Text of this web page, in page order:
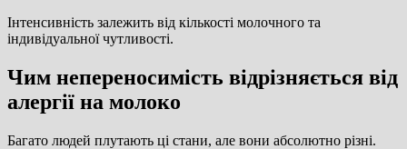
Інтенсивність залежить від кількості молочного та
індивідуальної чутливості.
Чим непереносимість відрізняється від
алергії на молоко
Багато людей плутають ці стани, але вони абсолютно різні.